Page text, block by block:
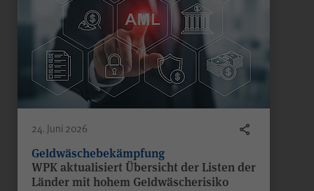
24. Juni 2026
Geldwäschebekämpfung
WPK aktualisiert Übersicht der Listen der
Länder mit hohem Geldwäscherisiko